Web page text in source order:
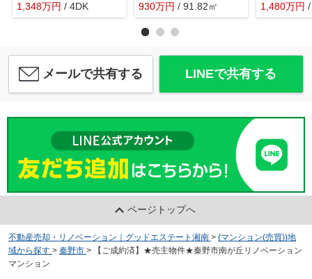
1,348万円 / 4DK
930万円 / 91.82㎡ 1,480万円
メールで共有する LINEで共有する
ページトップへ
不動産売却・リノベーション｜グッドエステート湘南 > (マンション(売買))地
域から探す > 秦野市 >
【ご成約済】★売主物件★秦野市南が丘リノベーション
マンション